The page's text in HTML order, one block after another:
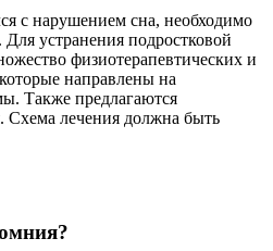
с нарушением сна, необходимо
Для устранения подростковой
физиотерапевтических и
направлены на
Также предлагаются
Схема лечения должна быть